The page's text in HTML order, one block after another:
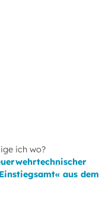
ich wo?
aus dem